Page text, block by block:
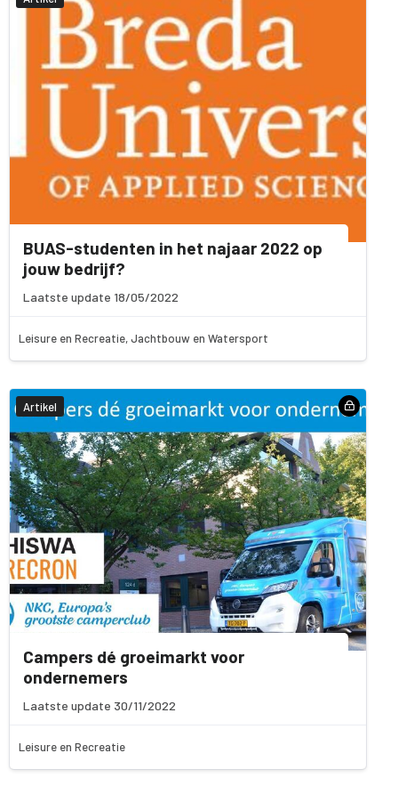
BUAS-studenten in het najaar 2022 op
jouw bedrijf?
Laatste update 18/05/2022
Leisure en Recreatie, Jachtbouw en Watersport
Artikel
Campers dé groeimarkt voor
ondernemers
Laatste update 30/11/2022
Leisure en Recreatie